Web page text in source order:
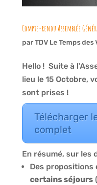
Compte-rendu Assemblée
parTDV Le Temps des
Hello ! Suite à
lieu le 15 Octobre,
sont prises !
Télécharger
complet
En résumé, sur les
Des propositions
certains séjours